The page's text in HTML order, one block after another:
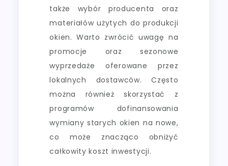
także wybór producenta oraz
materiałów użytych do produkcji
okien. Warto zwrócić uwagę na
promocje oraz sezonowe
wyprzedaże oferowane przez
lokalnych dostawców. Często
można również skorzystać z
programów dofinansowania
wymiany starych okien na nowe,
co może znacząco obniżyć
całkowity koszt inwestycji.